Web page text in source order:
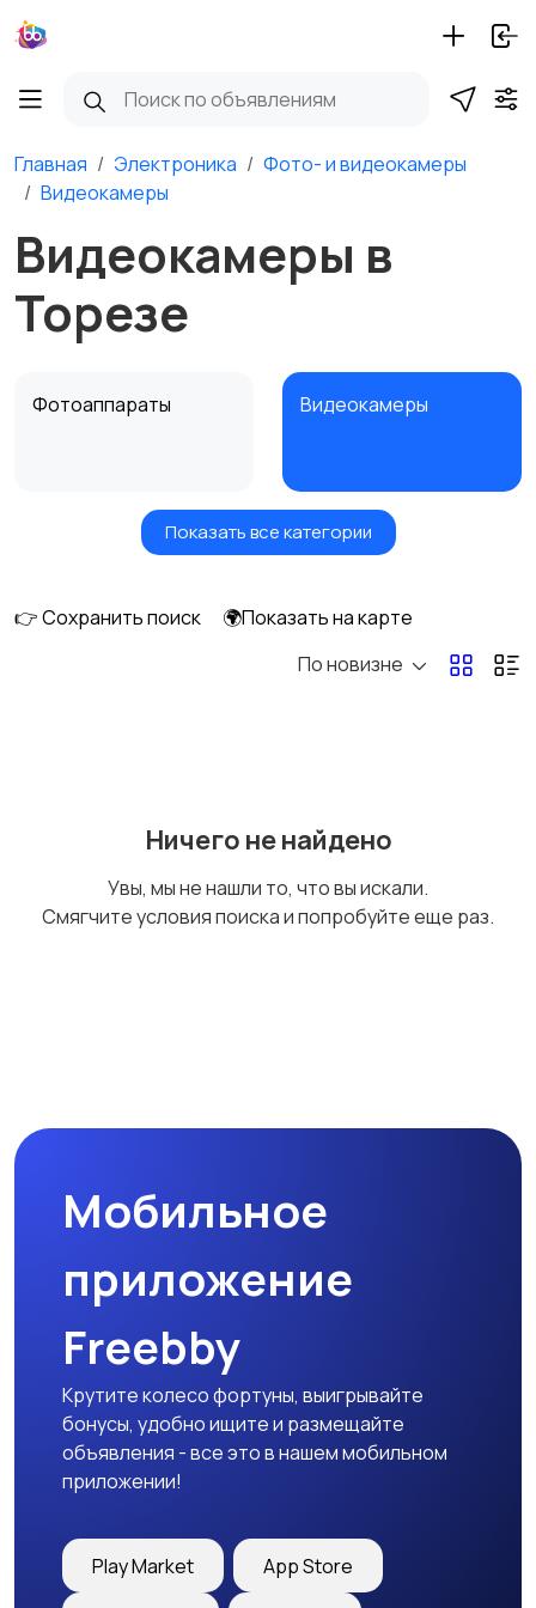
Главная Электроника
Фото- и видеокамеры
Видеокамеры
Видеокамеры в
Торезе
Фотоаппараты Видеокамеры
Видеонаблюдение Объективы
Аксессуары
стабилизаторы
оборудование
Показать все категории
👉 Сохранить поиск
🌍Показать на карте
По новизне
Ничего не найдено
Увы, мы не нашли то, что вы искали.
Смягчите условия поиска и попробуйте еще раз.
Мобильное
приложение
Freebby
Крутите колесо фортуны, выигрывайте
бонусы, удобно ищите и размещайте
объявления - все это в нашем мобильном
приложении!
Play Market App Store